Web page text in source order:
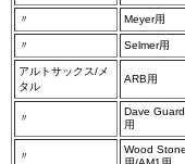
〃 Meyer用
〃 Selmer用
アルトサックス/メ
タル
ARB用
〃
Dave
用
〃
Wood Stone